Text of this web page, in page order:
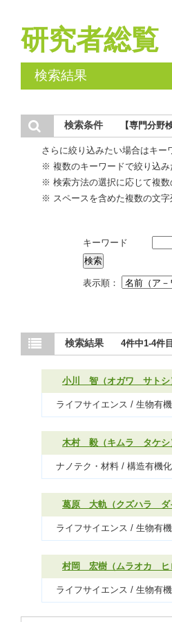
研究者総覧
検索結果
検索条件 【専門分
さらに絞り込みたい場合はキー
※ 複数のキーワードで絞り込み
※ 検索方法の選択に応じて複数
※ スペースを含めた複数の文字
キーワード
表示順：
検索結果 4件中1-4件目
小川 智（オガワ サトシ
ライフサイエンス / 生物有
木村 毅（キムラ タケシ
ナノテク・材料 / 構造有機
葛原 大軌（クズハラ ダ
ライフサイエンス / 生物有
村岡 宏樹（ムラオカ ヒ
ライフサイエンス / 生物有